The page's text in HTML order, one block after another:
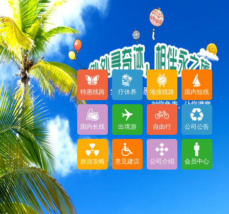
特惠线路 疗休养 地接线路 国内短线
国内长线 出境游 自由行 公司公告
旅游攻略 意见建议 公司介绍 会员中心